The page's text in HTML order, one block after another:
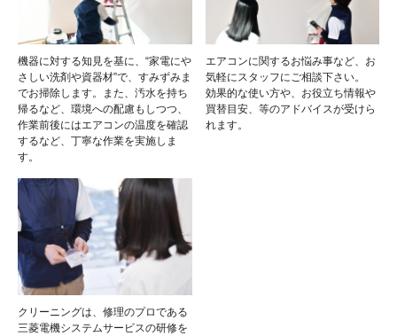
機器に対する知見を基に、“家電にや
さしい洗剤や資器材”で、すみずみま
でお掃除します。また、汚水を持ち
帰るなど、環境への配慮もしつつ、
作業前後にはエアコンの温度を確認
するなど、丁寧な作業を実施しま
す。
エアコンに関するお悩み事など、お
気軽にスタッフにご相談下さい。
効果的な使い方や、お役立ち情報や
買替目安、等のアドバイスが受けら
れます。
クリーニングは、修理のプロである
三菱電機システムサービスの研修を